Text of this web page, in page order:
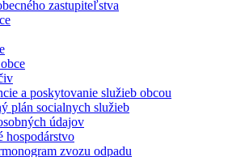
zastupiteľstva
a poskytovanie služieb obcou
plán socialnych služieb
údajov
hospodárstvo
zvozu odpadu